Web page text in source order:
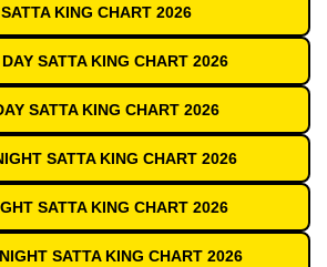
KING CHART 2026
SATTA KING CHART 2026
SATTA KING CHART 2026
SATTA KING CHART 2026
SATTA KING CHART 2026
SATTA KING CHART 2026